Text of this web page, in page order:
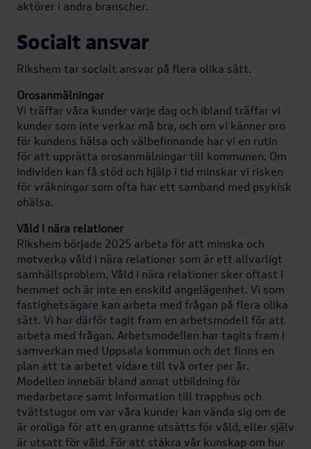
Klimat &
energi
Cirkularitet &
biologisk
mångfald
Hållbara inköp
aktörer i andra branscher.
Socialt ansvar
Rikshem tar socialt ansvar på flera olika sätt.
Orosanmälningar
Vi träffar våra kunder varje dag och ibland träffar vi
kunder som inte verkar må bra, och om vi känner oro
för kundens hälsa och välbefinnande har vi en rutin
för att upprätta orosanmälningar till kommunen. Om
individen kan få stöd och hjälp i tid minskar vi risken
för vräkningar som ofta har ett samband med psykisk
ohälsa.
Våld i nära relationer
Rikshem började 2025 arbeta för att minska och
motverka våld i nära relationer som är ett allvarligt
samhällsproblem. Våld i nära relationer sker oftast i
hemmet och är inte en enskild angelägenhet. Vi som
fastighetsägare kan arbeta med frågan på flera olika
sätt. Vi har därför tagit fram en arbetsmodell för att
arbeta med frågan. Arbetsmodellen har tagits fram i
samverkan med Uppsala kommun och det finns en
plan att ta arbetet vidare till två orter per år.
Modellen innebär bland annat utbildning för
medarbetare samt information till trapphus och
tvättstugor om var våra kunder kan vända sig om de
är oroliga för att en granne utsätts för våld, eller själv
är utsatt för våld. För att stäkra vår kunskap om hur